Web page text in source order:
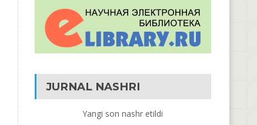
JURNAL NASHRI
Yangi son nashr etildi